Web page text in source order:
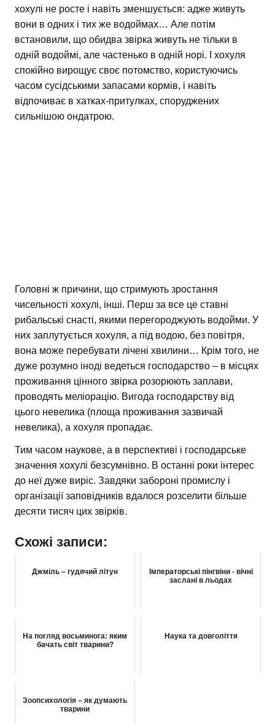
хохулі не росте і навіть зменшується: адже живуть
вони в одних і тих же водоймах… Але потім
встановили, що обидва звірка живуть не тільки в
одній водоймі, але частенько в одній норі. І хохуля
спокійно вирощує своє потомство, користуючись
часом сусідськими запасами кормів, і навіть
відпочиває в хатках-притулках, споруджених
сильнішою ондатрою.
Головні ж причини, що стримують зростання
чисельності хохулі, інші. Перш за все це ставні
рибальські снасті, якими перегороджують водойми. У
них заплутується хохуля, а під водою, без повітря,
вона може перебувати лічені хвилини… Крім того, не
дуже розумно іноді ведеться господарство – в місцях
проживання цінного звірка розорюють заплави,
проводять меліорацію. Вигода господарству від
цього невелика (площа проживання зазвичай
невелика), а хохуля пропадає.
Тим часом наукове, а в перспективі і господарське
значення хохулі безсумнівно. В останні роки інтерес
до неї дуже виріс. Завдяки забороні промислу і
організації заповідників вдалося розселити більше
десяти тисяч цих звірків.
Схожі записи:
Джміль – гудячий літун
Імператорські пінгвіни - вічні
заслані в льодах
На погляд восьминога: яким
бачать світ тварини?
Наука та довголіття
Зоопсихологія – як думають
тварини